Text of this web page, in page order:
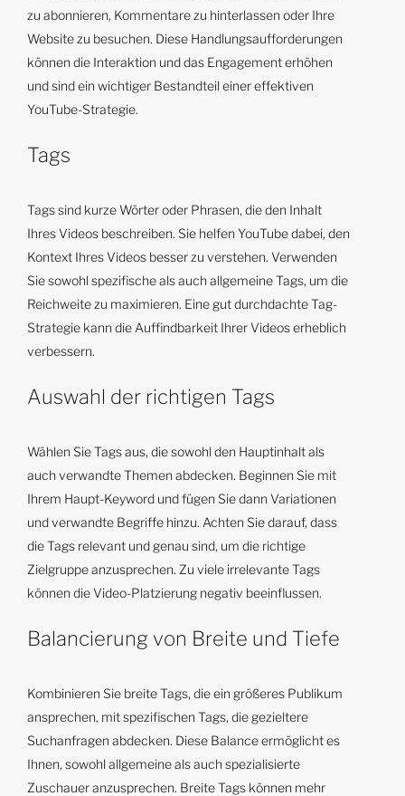
zu abonnieren, Kommentare zu hinterlassen oder Ihre
Website zu besuchen. Diese Handlungsaufforderungen
können die Interaktion und das Engagement erhöhen
und sind ein wichtiger Bestandteil einer effektiven
YouTube-Strategie.
Tags
Tags sind kurze Wörter oder Phrasen, die den Inhalt
Ihres Videos beschreiben. Sie helfen YouTube dabei, den
Kontext Ihres Videos besser zu verstehen. Verwenden
Sie sowohl spezifische als auch allgemeine Tags, um die
Reichweite zu maximieren. Eine gut durchdachte Tag-
Strategie kann die Auffindbarkeit Ihrer Videos erheblich
verbessern.
Auswahl der richtigen Tags
Wählen Sie Tags aus, die sowohl den Hauptinhalt als
auch verwandte Themen abdecken. Beginnen Sie mit
Ihrem Haupt-Keyword und fügen Sie dann Variationen
und verwandte Begriffe hinzu. Achten Sie darauf, dass
die Tags relevant und genau sind, um die richtige
Zielgruppe anzusprechen. Zu viele irrelevante Tags
können die Video-Platzierung negativ beeinflussen.
Balancierung von Breite und Tiefe
Kombinieren Sie breite Tags, die ein größeres Publikum
ansprechen, mit spezifischen Tags, die gezieltere
Suchanfragen abdecken. Diese Balance ermöglicht es
Ihnen, sowohl allgemeine als auch spezialisierte
Zuschauer anzusprechen. Breite Tags können mehr